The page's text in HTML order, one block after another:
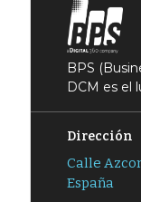
BPS
DCM es el
Dirección
Calle
España